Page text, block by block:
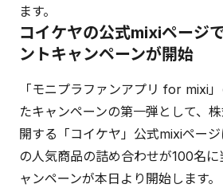
ます。
コイケヤの公式mixiページ
ントキャンペーンが開始
「モニプラファンアプリ for mixi
たキャンペーンの第一弾として、
開する「コイケヤ」公式mixiペー
の人気商品の詰め合わせが100名
ャンペーンが本日より開始します。